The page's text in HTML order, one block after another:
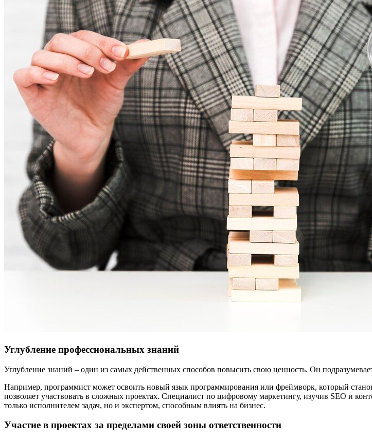
Углубление профессиональных знаний
Углубление знаний – один из самых действенных способов повысить свою ценность. Он
Например, программист может освоить новый язык программирования или фреймворк, который
позволяет участвовать в сложных проектах. Специалист по цифровому маркетингу, изучив SEO и
только исполнителем задач, но и экспертом, способным влиять на бизнес.
Участие в проектах за пределами своей зоны ответственности